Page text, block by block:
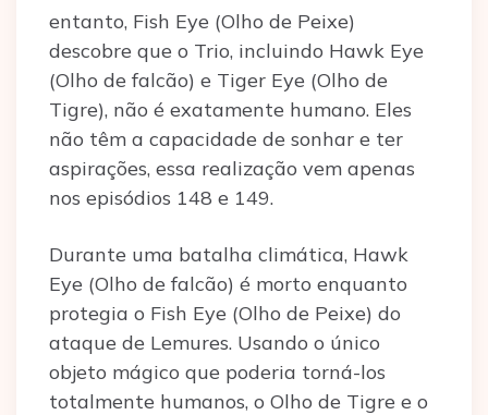
entanto, Fish Eye (Olho de Peixe)
descobre que o Trio, incluindo Hawk Eye
(Olho de falcão) e Tiger Eye (Olho de
Tigre), não é exatamente humano. Eles
não têm a capacidade de sonhar e ter
aspirações, essa realização vem apenas
nos episódios 148 e 149.
Durante uma batalha climática, Hawk
Eye (Olho de falcão) é morto enquanto
protegia o Fish Eye (Olho de Peixe) do
ataque de Lemures. Usando o único
objeto mágico que poderia torná-los
totalmente humanos, o Olho de Tigre e o